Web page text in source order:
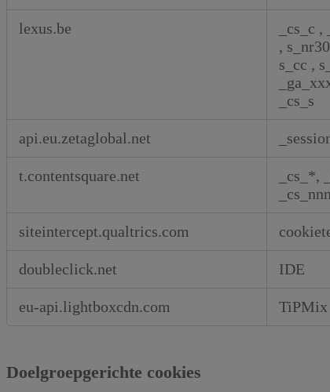
lexus.be _cs_c ,
, s_nr30
s_cc ,
_cs_s
api.eu.zetaglobal.net
t.contentsquare.net
_cs_*,
siteintercept.qualtrics.com
doubleclick.net IDE
eu-api.lightboxcdn.com TiPMix
Doelgroepgerichte cookies